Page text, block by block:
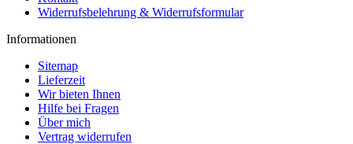
Widerrufsbelehrung & Widerrufsformular
Informationen
Sitemap
Lieferzeit
Wir bieten Ihnen
Hilfe bei Fragen
Über mich
Vertrag widerrufen